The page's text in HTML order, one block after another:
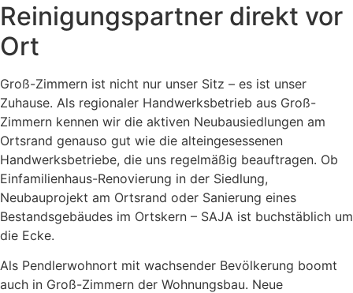
Reinigungspartner direkt vor
Ort
Groß-Zimmern ist nicht nur unser Sitz – es ist unser
Zuhause. Als regionaler Handwerksbetrieb aus Groß-
Zimmern kennen wir die aktiven Neubausiedlungen am
Ortsrand genauso gut wie die alteingesessenen
Handwerksbetriebe, die uns regelmäßig beauftragen. Ob
Einfamilienhaus-Renovierung in der Siedlung,
Neubauprojekt am Ortsrand oder Sanierung eines
Bestandsgebäudes im Ortskern – SAJA ist buchstäblich um
die Ecke.
Als Pendlerwohnort mit wachsender Bevölkerung boomt
auch in Groß-Zimmern der Wohnungsbau. Neue